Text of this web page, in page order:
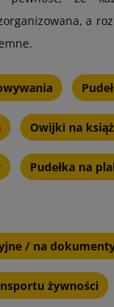
a
Owijki na
Pudełka na
/ na
żywności